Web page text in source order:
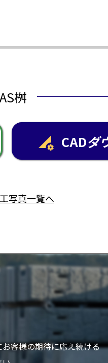
AS桝
perm_data_setting CADダ
写真一覧へ
客様の期待に応え続ける